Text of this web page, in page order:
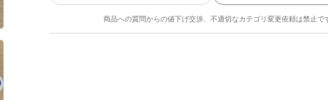
商品への質問からの値下げ交渉、不適切なカテゴリ変更依頼は禁止で
いいね！